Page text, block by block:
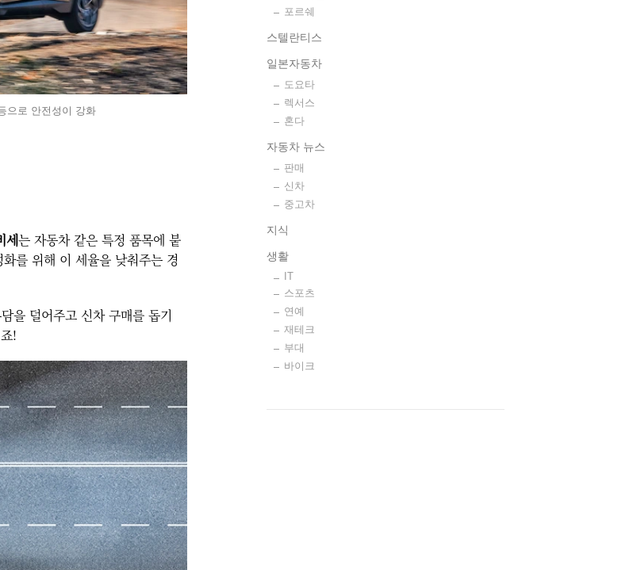
으로 안전성이 강화
세는 자동차 같은 특정 품목에 붙
를 위해 이 세율을 낮춰주는 경
을 덜어주고 신차 구매를 돕기
!
포르쉐
스텔란티스
일본자동차
도요타
렉서스
혼다
자동차 뉴스
판매
신차
중고차
지식
생활
IT
스포츠
연예
재테크
부대
바이크